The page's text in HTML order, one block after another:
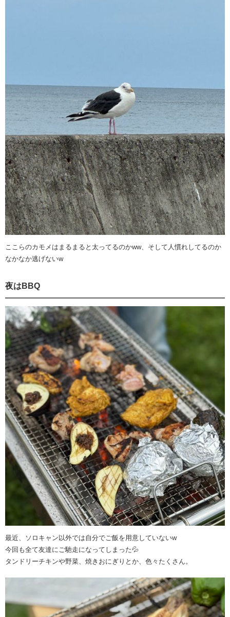
ここらのカモメはまるまると太ってるのかww、そして人慣れしてるのか
なかなか逃げないw
夜はBBQ
最近、ソロキャン以外では自分でご飯を用意していないw
今回も全て友達にご馳走になってしまった💦
タンドリーチキンや野菜、焼きおにぎりとか、色々たくさん。